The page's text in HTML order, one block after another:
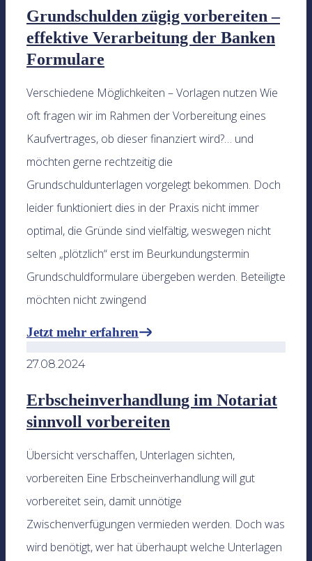
Grundschulden zügig vorbereiten –
effektive Verarbeitung der Banken
Formulare
Verschiedene Möglichkeiten – Vorlagen nutzen Wie
oft fragen wir im Rahmen der Vorbereitung eines
Kaufvertrages, ob dieser finanziert wird?… und
möchten gerne rechtzeitig die
Grundschuldunterlagen vorgelegt bekommen. Doch
leider funktioniert dies in der Praxis nicht immer
optimal, die Gründe sind vielfältig, weswegen nicht
selten „plötzlich“ erst im Beurkundungstermin
Grundschuldformulare übergeben werden. Beteiligte
möchten nicht zwingend
Jetzt mehr erfahren
27.08.2024
Erbscheinverhandlung im Notariat
sinnvoll vorbereiten
Übersicht verschaffen, Unterlagen sichten,
vorbereiten Eine Erbscheinverhandlung will gut
vorbereitet sein, damit unnötige
Zwischenverfügungen vermieden werden. Doch was
wird benötigt, wer hat überhaupt welche Unterlagen